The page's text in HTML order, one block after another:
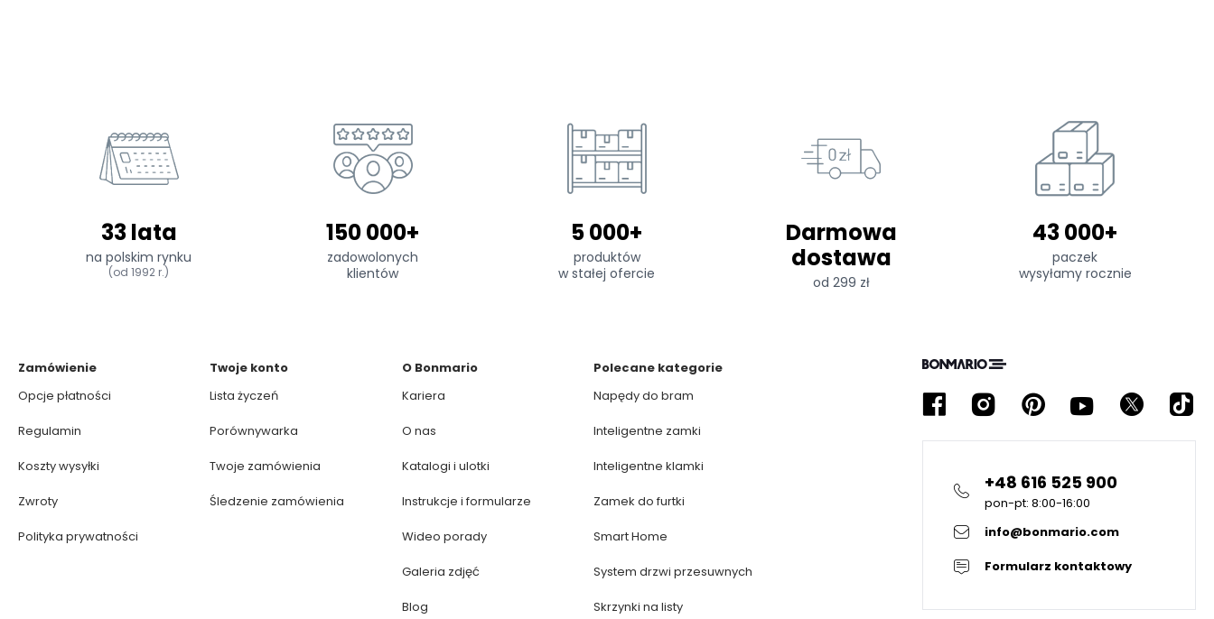
33 lata
na polskim rynku
(od 1992 r.)
150 000+
zadowolonych
klientów
5 000+
produktów
w stałej ofercie
Darmowa
dostawa
od 299 zł
43 000+
paczek
wysyłamy rocznie
+48 616 525 900
pon-pt: 8:00-16:00
info@bonmario.com
Formularz kontaktowy
Zamówienie
Opcje płatności
Regulamin
Koszty wysyłki
Zwroty
Polityka prywatności
Twoje konto
Lista życzeń
Porównywarka
Twoje zamówienia
Śledzenie zamówienia
O Bonmario
Kariera
O nas
Katalogi i ulotki
Instrukcje i formularze
Wideo porady
Galeria zdjęć
Blog
Polecane kategorie
Napędy do bram
Inteligentne zamki
Inteligentne klamki
Zamek do furtki
Smart Home
System drzwi przesuwnych
Skrzynki na listy